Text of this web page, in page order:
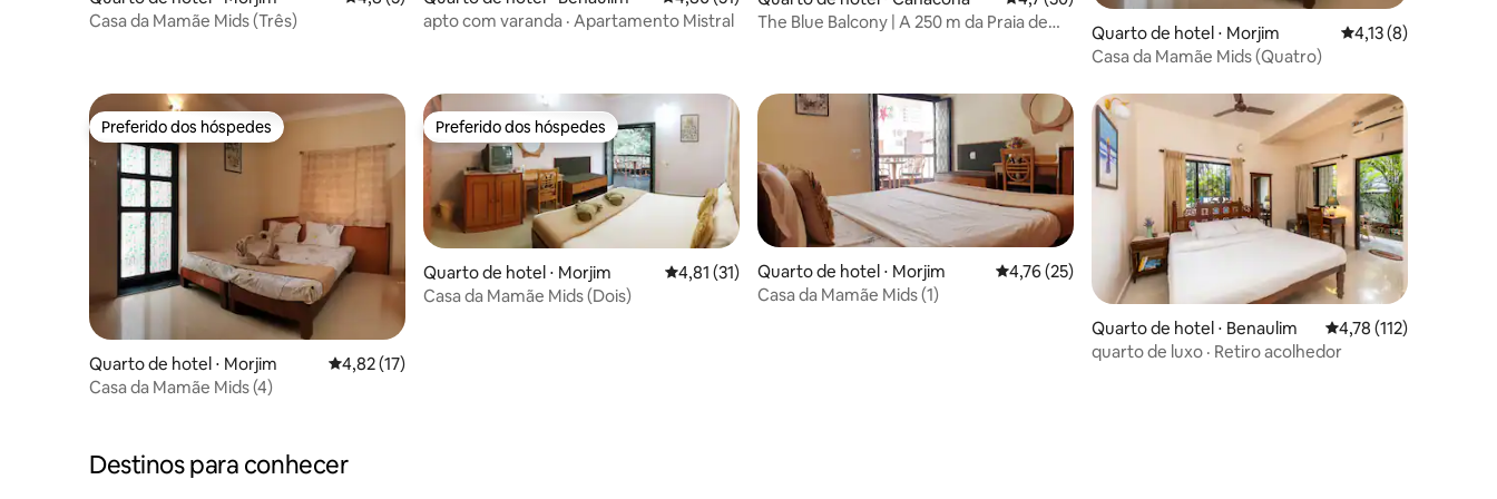
Casa da Mamãe Mids (Três)
apto com varanda · Apartamento Mistral
The Blue Balcony | A 250 m da Praia de
Quarto de hotel ⋅ Morjim 4,13 de uma
4,13 (8)
Casa da Mamãe Mids (Quatro)
Preferido dos hóspedes
Preferido dos hóspedes
Quarto de hotel ⋅ Morjim 4,82 de uma avaliação média de 5, 17 avaliações
4,82 (17)
Casa da Mamãe Mids (4)
Preferido dos hóspedes
Preferido dos hóspedes
Quarto de hotel ⋅ Morjim 4,81 de uma avaliação média de 5, 31 avaliações
4,81 (31)
Casa da Mamãe Mids (Dois)
Quarto de hotel ⋅ Morjim 4,76 de uma avaliação média de 5, 25 avaliações
4,76 (25)
Casa da Mamãe Mids (1)
Quarto de hotel ⋅ Benaulim
4,78 de uma avaliação
4,78 (112)
quarto de luxo · Retiro acolhedor
Destinos para conhecer